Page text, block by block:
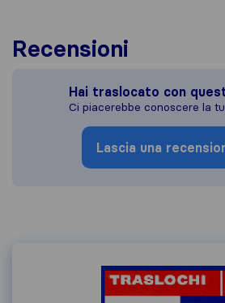
Recensioni
Hai traslocato con
Ci piacerebbe conoscere la
Lascia una